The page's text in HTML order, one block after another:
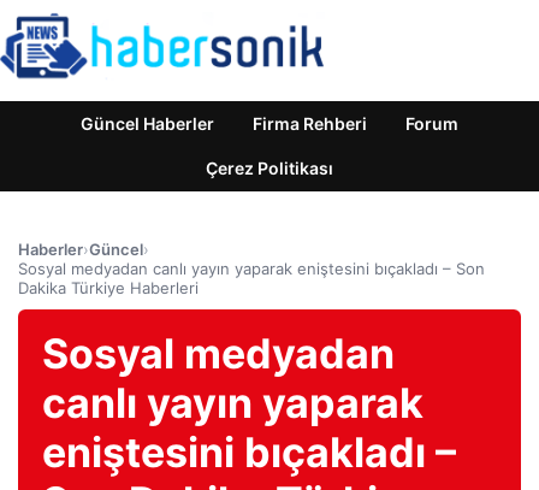
Güncel Haberler Firma Rehberi Forum
Çerez Politikası
Haberler›Güncel›
Sosyal medyadan canlı yayın yaparak eniştesini bıçakladı – Son
Dakika Türkiye Haberleri
Sosyal medyadan
canlı yayın yaparak
eniştesini bıçakladı –